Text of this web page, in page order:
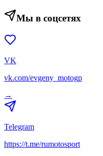
Мы в соцсетях
VK
vk.com/evgeny_motogp
→
Telegram
https://t.me/rumotosport